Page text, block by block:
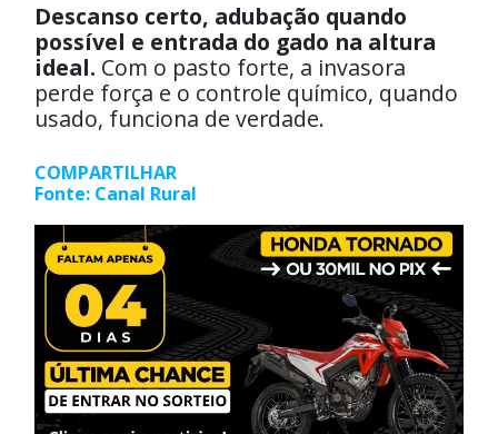
Descanso certo, adubação quando
possível e entrada do gado na altura
ideal. Com o pasto forte, a invasora
perde força e o controle químico, quando
usado, funciona de verdade.
COMPARTILHAR
Fonte: Canal Rural